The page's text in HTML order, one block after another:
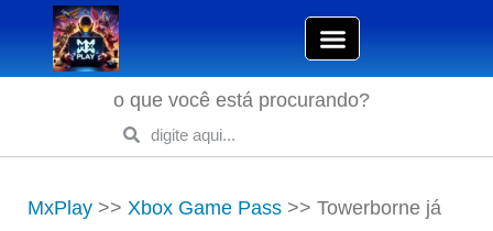
o que você está procurando?
MxPlay >> Xbox Game Pass >> Towerborne já